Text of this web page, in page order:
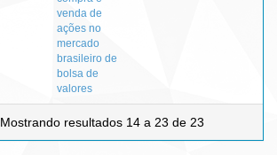
venda de
ações no
mercado
brasileiro de
bolsa de
valores
Mostrando resultados 14 a 23 de 23